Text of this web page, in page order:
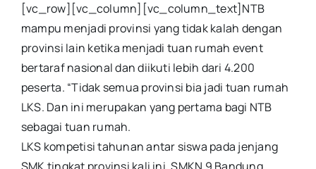
[vc_row][vc_column][vc_column_text]NTB
mampu menjadi provinsi yang tidak kalah dengan
provinsi lain ketika menjadi tuan rumah event
bertaraf nasional dan diikuti lebih dari 4.200
peserta. “Tidak semua provinsi bia jadi tuan rumah
LKS. Dan ini merupakan yang pertama bagi NTB
sebagai tuan rumah.
LKS kompetisi tahunan antar siswa pada jenjang